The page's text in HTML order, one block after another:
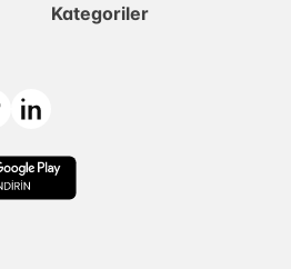
Kategoriler